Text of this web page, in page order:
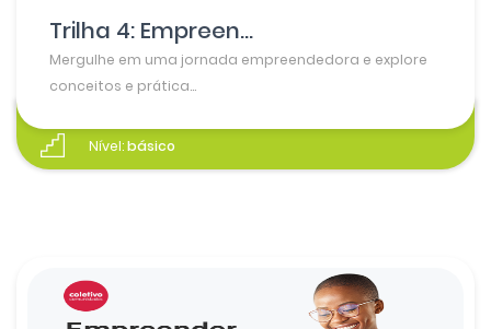
Trilha 4: Empreen...
Mergulhe em uma jornada empreendedora e explore
conceitos e prática...
Nível:básico